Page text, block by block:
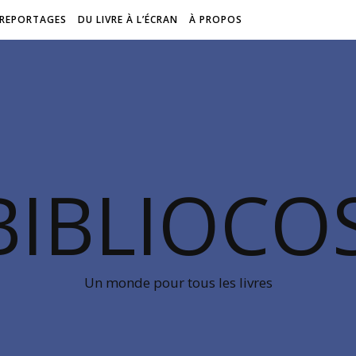
REPORTAGES DU LIVRE À L’ÉCRAN À PROPOS
Un monde pour tous les livres